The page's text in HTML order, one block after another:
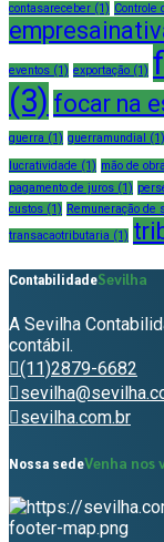
contasareceber (1) Controle
eventos (1) exportação (1)
(3) focar na
guerra (1) guerramundial (1)
lucratividade (1) mão de obra
pagamento de juros (1)
custos (1) Remuneração de
transacaotributaria (1)
ContabilidadeSevilha
A Sevilha
contábil.
(11)2879-6682
sevilha.com.br
Nossa sedeVenha nos